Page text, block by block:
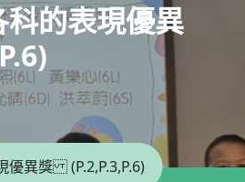
的表現優異
優異獎 (P.2,P.3,P.6)